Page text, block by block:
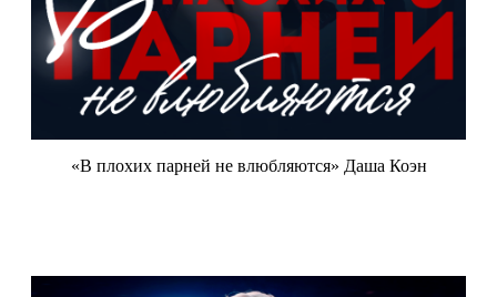
«В плохих парней не влюбляются» Даша Коэн